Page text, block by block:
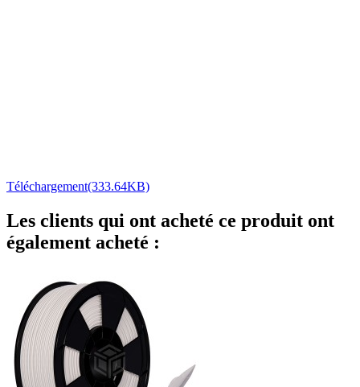
Téléchargement(333.64KB)
Les clients qui ont acheté ce produit ont
également acheté :